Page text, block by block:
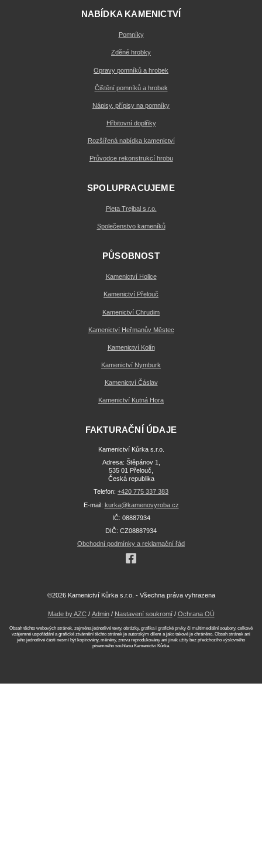
NABÍDKA KAMENICTVÍ
Pomníky
Zděné hrobky
Opravy pomníků a hrobek
Čištění pomníků a hrobek
Nápisy, přípisy na pomníky
Hřbitovní doplňky
Rozšířená nabídka kamenictví
Průvodce rekonstrukcí hrobu
SPOLUPRACUJEME
Pieta Trejbal s.r.o.
Společenstvo kameníků
PŮSOBNOST
Kamenictví Holice
Kamenictví Přelouč
Kamenictví Chrudim
Kamenictví Heřmanův Městec
Kamenictví Kolín
Kamenictví Nymburk
Kamenictví Čáslav
Kamenictví Kutná Hora
FAKTURAČNÍ ÚDAJE
Kamenictví Kůrka s.r.o.
Adresa: Štěpánov 1,
535 01 Přelouč,
Česká republika
Telefon: +420 775 337 383
E-mail: kurka@kamenovyroba.cz
IČ: 08887934
DIČ: CZ08887934
Obchodní podmínky a reklamační řád
©2026 Kamenictví Kůrka s.r.o. - Všechna práva vyhrazena
Made by AZC/ Admin/ Nastavení soukromí/ Ochrana OÚ
Obsah těchto webových stránek, zejména jednotlivé texty, obrázky, grafika i grafické prvky či multimediální soubory, celkové
vzájemné uspořádání a grafické ztvárnění těchto stránek je autorským dílem a jako takové je chráněno. Obsah stránek ani
jeho jednotlivé části nesmí být kopírovány, měněny, znovu reprodukovány ani jinak užity bez předchozího výslovného
písemného souhlasu Kamenictví Kůrka.